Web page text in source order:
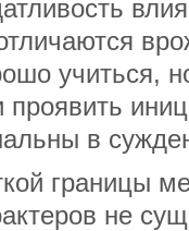
учиться,
проявить
в
границы
не